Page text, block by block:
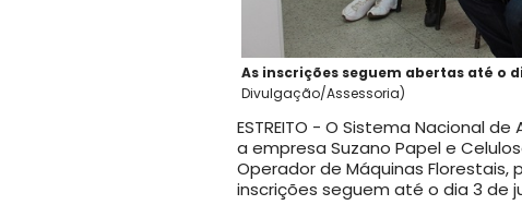
As inscrições seguem abertas até o
Divulgação/Assessoria)
ESTREITO - O Sistema Nacional
a empresa Suzano Papel e
Operador de Máquinas
inscrições seguem até o dia 3 de